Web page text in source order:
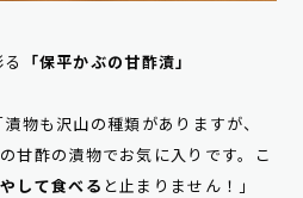
「保平かぶの甘酢漬」
物も沢山の種類がありますが、
の甘酢の漬物でお気に入りです。こ
して食べる と止まりません！」